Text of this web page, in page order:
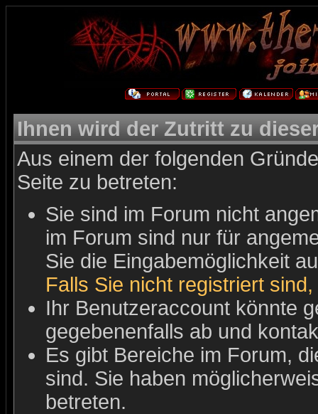
Ihnen wird der Zutritt zu
Aus einem der folgenden
Seite zu betreten:
Sie sind im Forum nicht
im Forum sind nur für
Sie die Eingabemöglichkeit
Falls Sie nicht registriert
Ihr Benutzeraccount könnte
gegebenenfalls ab und
Es gibt Bereiche im Forum,
sind. Sie haben
betreten.